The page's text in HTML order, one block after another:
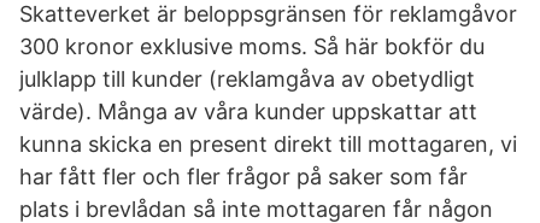
Skatteverket är beloppsgränsen för reklamgåvor
300 kronor exklusive moms. Så här bokför du
julklapp till kunder (reklamgåva av obetydligt
värde). Många av våra kunder uppskattar att
kunna skicka en present direkt till mottagaren, vi
har fått fler och fler frågor på saker som får
plats i brevlådan så inte mottagaren får någon